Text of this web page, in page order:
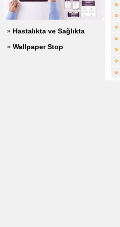
» Hastalıkta ve Sağlıkta
» Wallpaper Stop